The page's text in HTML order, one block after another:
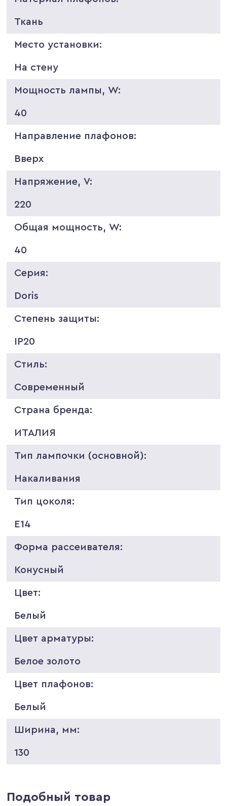
Ткань
Место установки:
На стену
Мощность лампы, W:
40
Направление плафонов:
Вверх
Напряжение, V:
220
Общая мощность, W:
40
Серия:
Doris
Степень защиты:
IP20
Стиль:
Современный
Страна бренда:
ИТАЛИЯ
Тип лампочки (основной):
Накаливания
Тип цоколя:
E14
Форма рассеивателя:
Конусный
Цвет:
Белый
Цвет арматуры:
Белое золото
Цвет плафонов:
Белый
Ширина, мм:
130
Подобный товар